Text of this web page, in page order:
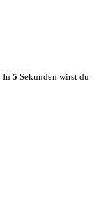
In 5 Sekunden wirst du